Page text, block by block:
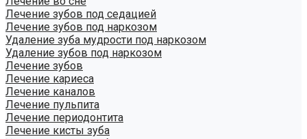
Лечение зубов под седацией
Лечение зубов под наркозом
Удаление зуба мудрости под наркозом
Удаление зубов под наркозом
Лечение зубов
Лечение кариеса
Лечение каналов
Лечение пульпита
Лечение периодонтита
Лечение кисты зуба